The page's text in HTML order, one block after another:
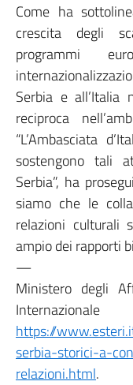
Come ha
crescita degli
programmi
Serbia e all’Italia
reciproca
“L’Ambasciata
sostengono tali
Serbia”, ha
siamo che le
relazioni culturali
ampio dei rapporti
—
Ministero degli
Internazionale
https://
serbia-storici-a-
relazioni.html.